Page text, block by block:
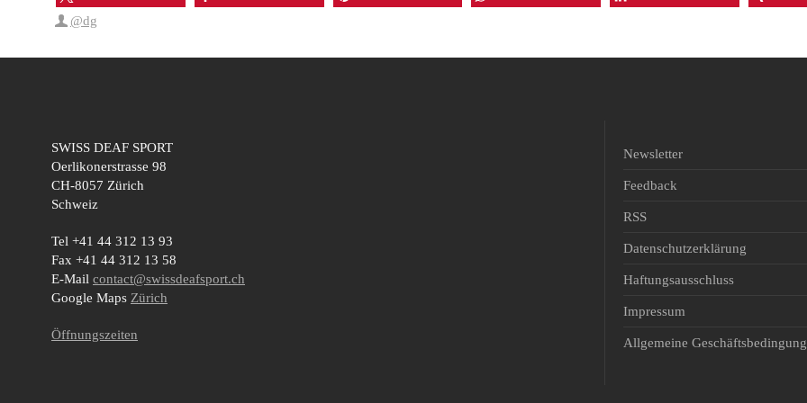
@dg
SWISS DEAF SPORT
Oerlikonerstrasse 98
CH-8057 Zürich
Schweiz
Tel +41 44 312 13 93
Fax +41 44 312 13 58
E-Mail contact@swissdeafsport.ch
Google Maps Zürich
Öffnungszeiten
Newsletter
Feedback
RSS
Datenschutzerklärung
Haftungsausschluss
Impressum
Allgemeine